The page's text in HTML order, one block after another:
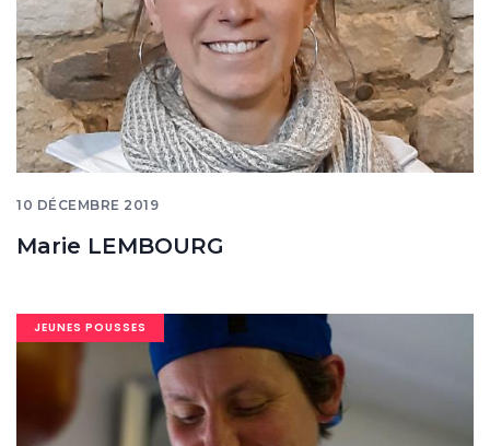
10 DÉCEMBRE 2019
Marie LEMBOURG
JEUNES POUSSES
Image
banner